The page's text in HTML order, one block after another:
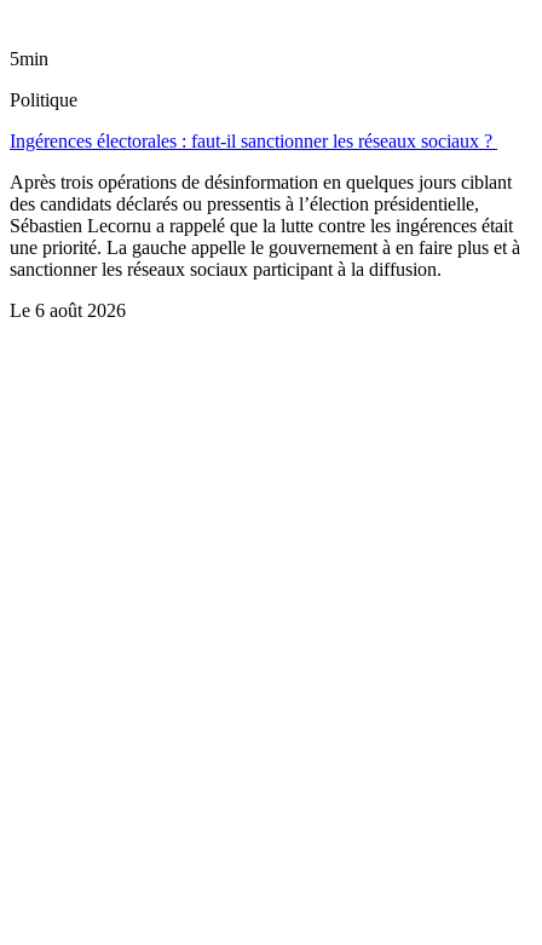
5min
Politique
Ingérences électorales : faut-il sanctionner les réseaux sociaux ?
Après trois opérations de désinformation en quelques jours ciblant
des candidats déclarés ou pressentis à l’élection présidentielle,
Sébastien Lecornu a rappelé que la lutte contre les ingérences était
une priorité. La gauche appelle le gouvernement à en faire plus et à
sanctionner les réseaux sociaux participant à la diffusion.
Le 6 août 2026